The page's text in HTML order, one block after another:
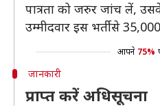
पात्रता को जरुर जांच लें,
उम्मीदवार इस भर्ती से
आपने 75%
जानकारी
प्राप्त करें अधिसूचना